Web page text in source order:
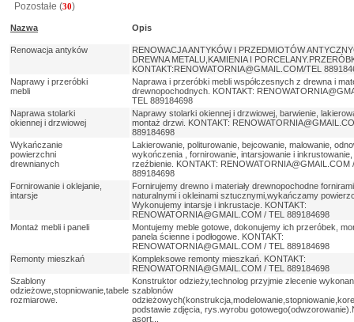
Pozostałe (30)
Nazwa Opis
Renowacja antyków
RENOWACJA ANTYKÓW I PRZEDMIOTÓW
DREWNA METALU,KAMIENIA I
KONTAKT:RENOWATORNIA@GMAIL.COM/TEL
Naprawy i przeróbki
mebli
Naprawa i przeróbki mebli współczesnych z drewna i
drewnopochodnych. KONTAKT:
TEL 889184698
Naprawa stolarki
okiennej i drzwiowej
Naprawy stolarki okiennej i drzwiowej, barwienie,
montaż drzwi. KONTAKT:
889184698
Wykańczanie
powierzchni
drewnianych
Lakierowanie, politurowanie, bejcowanie, malowanie,
wykończenia , fornirowanie, intarsjowanie i inkrustowanie,
rzeźbienie. KONTAKT: RENOWATORNIA@GMAIL.COM
889184698
Fornirowanie i oklejanie,
intarsje
Fornirujemy drewno i materiały drewnopochodne fornirami
naturalnymi i okleinami sztucznymi,wykańczamy
Wykonujemy intarsje i inkrustacje. KONTAKT:
RENOWATORNIA@GMAIL.COM / TEL 889184698
Montaż mebli i paneli
Montujemy meble gotowe, dokonujemy ich przeróbek,
panela ścienne i podłogowe. KONTAKT:
RENOWATORNIA@GMAIL.COM / TEL 889184698
Remonty mieszkań
Kompleksowe remonty mieszkań. KONTAKT:
RENOWATORNIA@GMAIL.COM / TEL 889184698
Szablony
odzieżowe,stopniowanie,tabele
rozmiarowe.
Konstruktor odzieży,technolog przyjmie zlecenie
szablonów
podstawie zdjęcia, rys.wyrobu
asort...